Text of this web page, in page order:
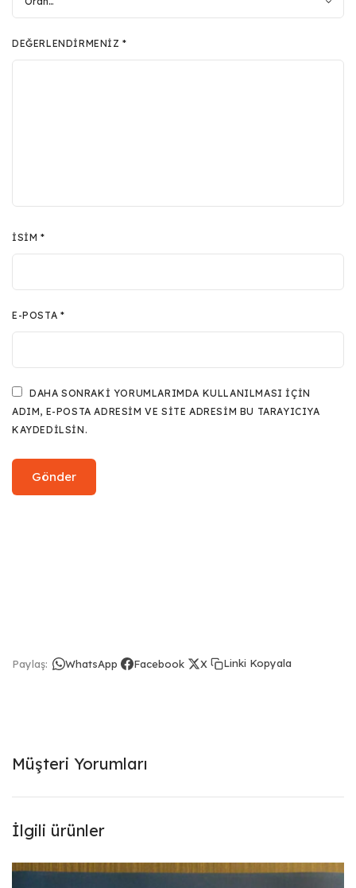
DEĞERLENDIRMENIZ*
İSIM*
E-POSTA *
DAHA SONRAKI YORUMLARIMDA KULLANILMASI IÇIN
ADIM, E-POSTA ADRESIM VE SITE ADRESIM BU TARAYICIYA
KAYDEDILSIN.
Paylaş: WhatsApp Facebook X Linki Kopyala
Müşteri Yorumları
İlgili ürünler